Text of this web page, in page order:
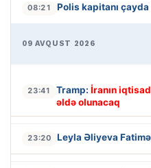
08:21 Polis kapitanı
09 AVQUST 2026
23:41 Tramp: İranın
əldə olunacaq
23:20 Leyla Əliyeva Fatimə